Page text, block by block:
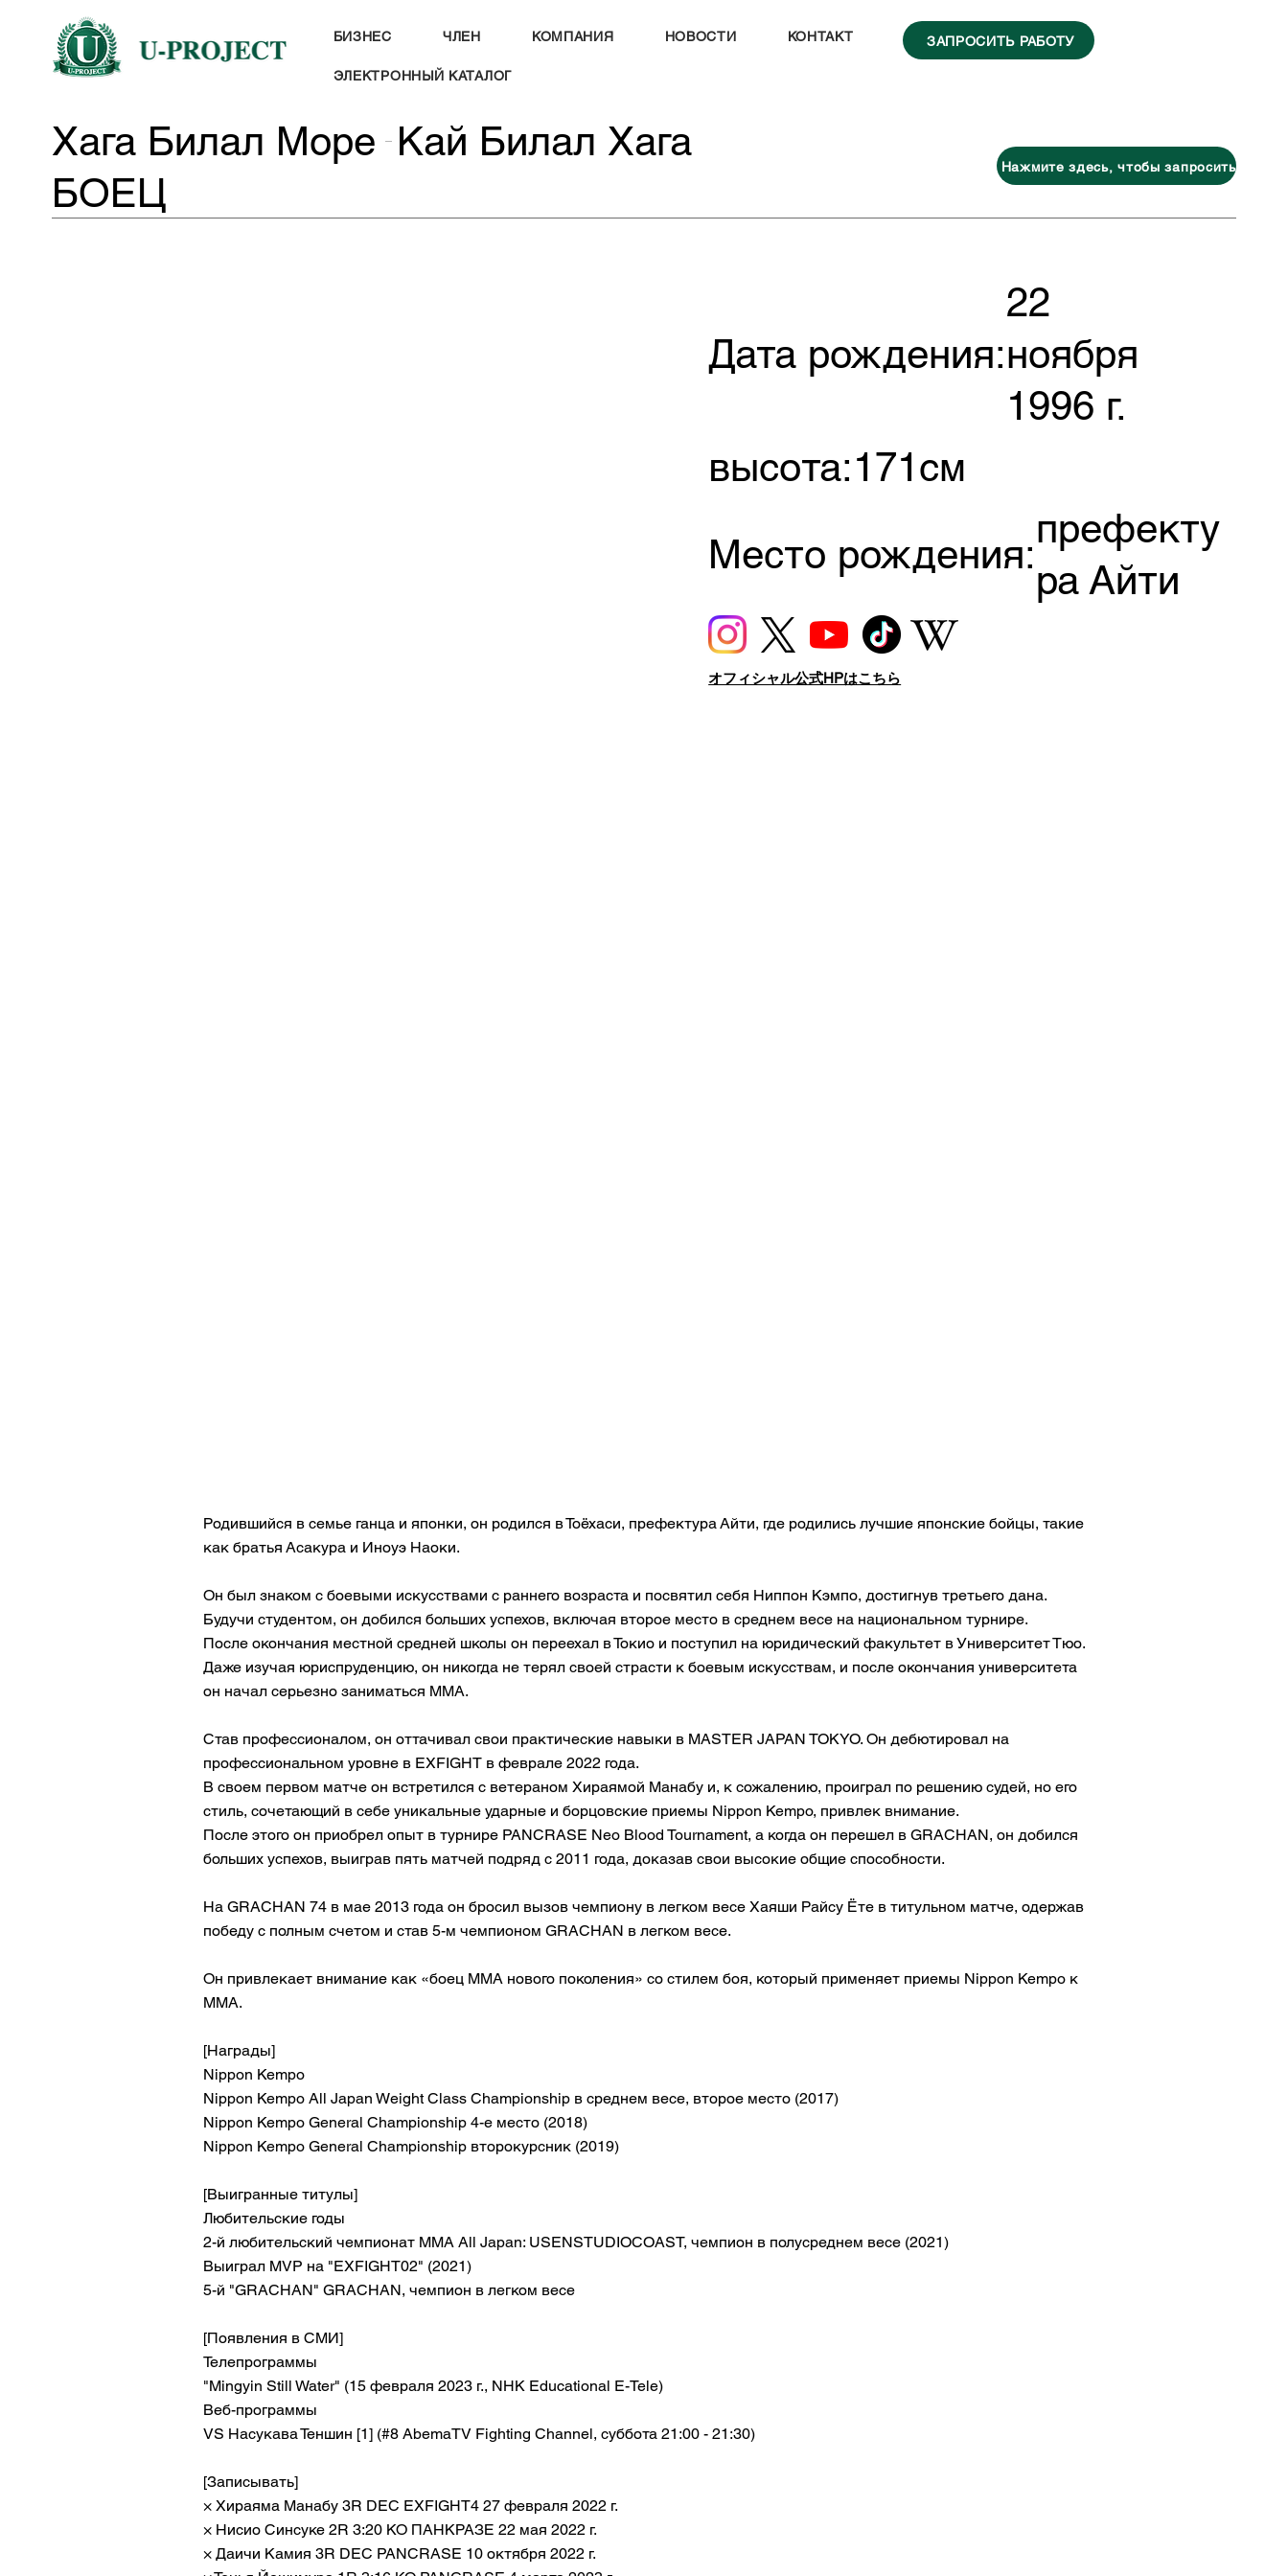
БИЗНЕС ЧЛЕН КОМПАНИЯ НОВОСТИ КОНТАКТ
ЭЛЕКТРОННЫЙ КАТАЛОГ
ЗАПРОСИТЬ РАБОТУ
Хага Билал Море Кай Билал Хага
БОЕЦ
Нажмите здесь, чтобы запросить
Дата рождения:
22
ноября
1996 г.
высота:171см
Место рождения:
префекту
ра Айти
オフィシャル公式HPはこちら
Родившийся в семье ганца и японки, он родился в Тоёхаси, префектура Айти, где родились лучшие японские бойцы, такие
как братья Асакура и Иноуэ Наоки.
Он был знаком с боевыми искусствами с раннего возраста и посвятил себя Ниппон Кэмпо, достигнув третьего дана.
Будучи студентом, он добился больших успехов, включая второе место в среднем весе на национальном турнире.
После окончания местной средней школы он переехал в Токио и поступил на юридический факультет в Университет Тюо.
Даже изучая юриспруденцию, он никогда не терял своей страсти к боевым искусствам, и после окончания университета
он начал серьезно заниматься ММА.
Став профессионалом, он оттачивал свои практические навыки в MASTER JAPAN TOKYO. Он дебютировал на
профессиональном уровне в EXFIGHT в феврале 2022 года.
В своем первом матче он встретился с ветераном Хираямой Манабу и, к сожалению, проиграл по решению судей, но его
стиль, сочетающий в себе уникальные ударные и борцовские приемы Nippon Kempo, привлек внимание.
После этого он приобрел опыт в турнире PANCRASE Neo Blood Tournament, а когда он перешел в GRACHAN, он добился
больших успехов, выиграв пять матчей подряд с 2011 года, доказав свои высокие общие способности.
На GRACHAN 74 в мае 2013 года он бросил вызов чемпиону в легком весе Хаяши Райсу Ёте в титульном матче, одержав
победу с полным счетом и став 5-м чемпионом GRACHAN в легком весе.
Он привлекает внимание как «боец ММА нового поколения» со стилем боя, который применяет приемы Nippon Kempo к
ММА.
[Награды]
Nippon Kempo
Nippon Kempo All Japan Weight Class Championship в среднем весе, второе место (2017)
Nippon Kempo General Championship 4-е место (2018)
Nippon Kempo General Championship второкурсник (2019)
[Выигранные титулы]
Любительские годы
2-й любительский чемпионат MMA All Japan: USENSTUDIOCOAST, чемпион в полусреднем весе (2021)
Выиграл MVP на "EXFIGHT02" (2021)
5-й "GRACHAN" GRACHAN, чемпион в легком весе
[Появления в СМИ]
Телепрограммы
"Mingyin Still Water" (15 февраля 2023 г., NHK Educational E-Tele)
Веб-программы
VS Насукава Теншин [1] (#8 AbemaTV Fighting Channel, суббота 21:00 - 21:30)
[Записывать]
× Хираяма Манабу 3R DEC EXFIGHT4 27 февраля 2022 г.
× Нисио Синсуке 2R 3:20 КО ПАНКРАЗЕ 22 мая 2022 г.
× Даичи Камия 3R DEC PANCRASE 10 октября 2022 г.